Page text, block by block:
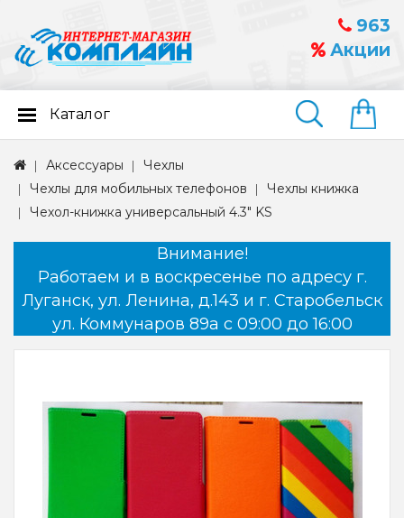
963
Акции
Найти
Каталог
Аксессуары
Чехлы
Чехлы для мобильных телефонов
Чехлы книжка
Чехол-книжка универсальный 4.3" KS
Внимание!
Работаем и в воскресенье по адресу г.
Луганск, ул. Ленина, д.143 и г. Старобельск
ул. Коммунаров 89а с 09:00 до 16:00